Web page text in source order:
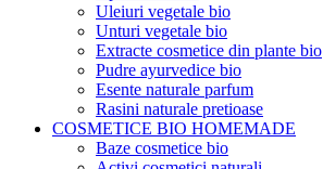
Uleiuri vegetale bio
Unturi vegetale bio
Extracte cosmetice din plante bio
Pudre ayurvedice bio
Esente naturale parfum
Rasini naturale pretioase
COSMETICE BIO HOMEMADE
Baze cosmetice bio